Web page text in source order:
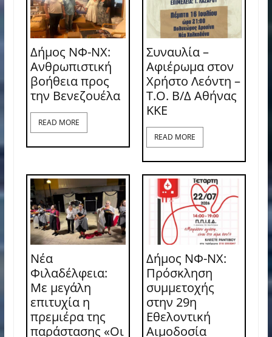
Δήμος ΝΦ-ΝΧ:
Ανθρωπιστική
βοήθεια προς
την Βενεζουέλα
READ MORE
Συναυλία –
Αφιέρωμα στον
Χρήστο Λεόντη –
Τ.Ο. Β/Δ Αθήνας
ΚΚΕ
READ MORE
Νέα
Φιλαδέλφεια:
Με μεγάλη
επιτυχία η
πρεμιέρα της
παράστασης «Οι
Δήμος ΝΦ-ΝΧ:
Πρόσκληση
συμμετοχής
στην 29η
Εθελοντική
Αιμοδοσία